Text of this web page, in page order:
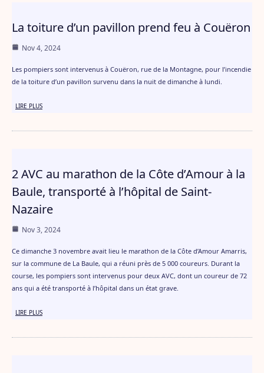
La toiture d’un pavillon prend feu à Couëron
Nov 4, 2024
Les pompiers sont intervenus à Couëron, rue de la Montagne, pour l’incendie
de la toiture d’un pavillon survenu dans la nuit de dimanche à lundi.
LIRE PLUS
2 AVC au marathon de la Côte d’Amour à la
Baule, transporté à l’hôpital de Saint-
Nazaire
Nov 3, 2024
Ce dimanche 3 novembre avait lieu le marathon de la Côte d’Amour Amarris,
sur la commune de La Baule, qui a réuni près de 5 000 coureurs. Durant la
course, les pompiers sont intervenus pour deux AVC, dont un coureur de 72
ans qui a été transporté à l’hôpital dans un état grave.
LIRE PLUS